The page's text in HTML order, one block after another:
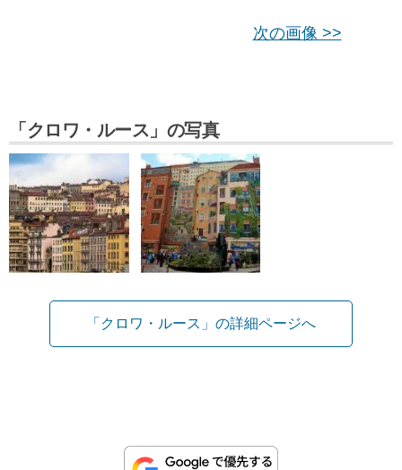
次の画像 >>
「クロワ・ルース」の写真
「クロワ・ルース」の詳細ページへ